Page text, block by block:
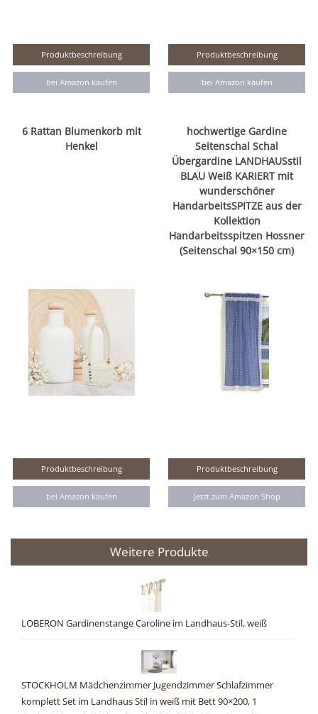
Produktbeschreibung
bei Amazon kaufen
Produktbeschreibung
bei Amazon kaufen
6 Rattan Blumenkorb mit
Henkel
Produktbeschreibung
bei Amazon kaufen
hochwertige Gardine
Seitenschal Schal
Übergardine LANDHAUSstil
BLAU Weiß KARIERT mit
wunderschöner
HandarbeitsSPITZE aus der
Kollektion
Handarbeitsspitzen Hossner
(Seitenschal 90×150 cm)
Produktbeschreibung
Jetzt zum Amazon Shop
Weitere Produkte
LOBERON Gardinenstange Caroline im Landhaus-Stil, weiß
STOCKHOLM Mädchenzimmer Jugendzimmer Schlafzimmer
komplett Set im Landhaus Stil in weiß mit Bett 90×200, 1